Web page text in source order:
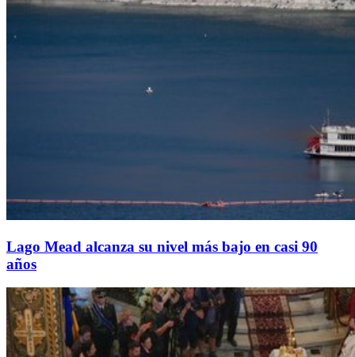
Lago Mead alcanza su nivel más bajo en casi 90
años